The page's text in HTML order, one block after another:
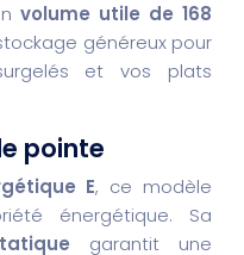
volume utile de 168
généreux pour
et vos plats
pointe
E, ce modèle
énergétique. Sa
garantit une